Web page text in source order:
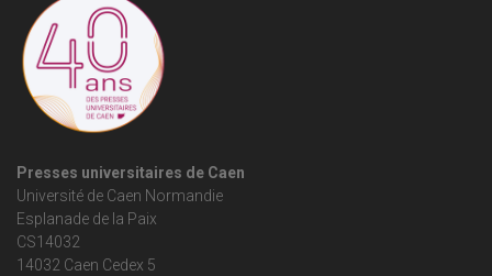
Presses universitaires de Caen
Université de Caen Normandie
Esplanade de la Paix
CS14032
14032 Caen Cedex 5